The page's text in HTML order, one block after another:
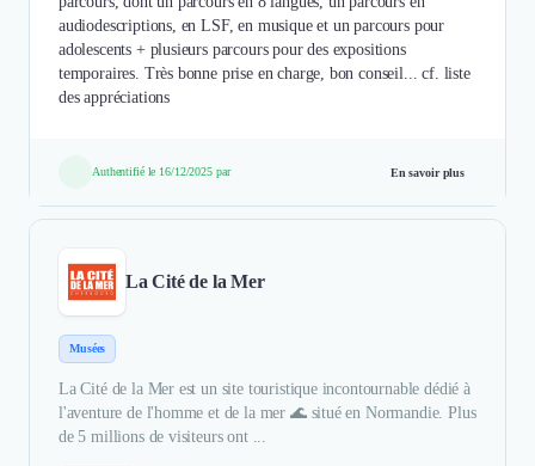
audiodescriptions, en LSF, en musique et un parcours pour
adolescents + plusieurs parcours pour des expositions
temporaires. Très bonne prise en charge, bon conseil... cf. liste
des appréciations
Authentifié le 16/12/2025 par En savoir plus
La Cité de la Mer
Musées
La Cité de la Mer est un site touristique incontournable dédié à
l'aventure de l'homme et de la mer 🌊 situé en Normandie. Plus
de 5 millions de visiteurs ont ...